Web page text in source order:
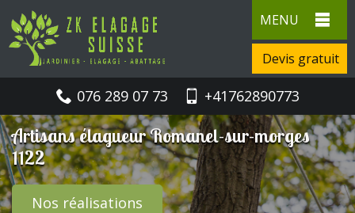
MENU
Devis gratuit
076 289 07 73 +41762890773
Artisans élagueur Romanel-sur-morges
1122
Nos réalisations